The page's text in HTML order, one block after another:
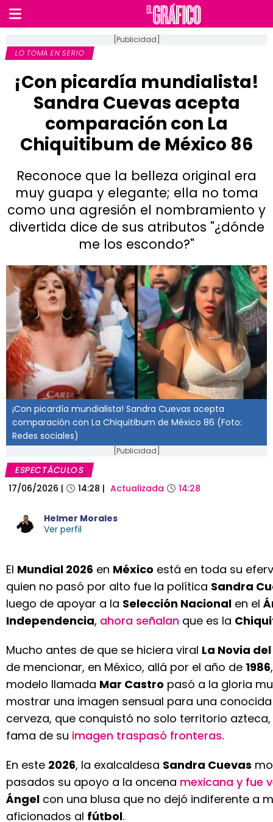
[Publicidad]
LO TOMA EN SERIO
¡Con picardía mundialista!
Sandra Cuevas acepta
comparación con La
Chiquitibum de México 86
Reconoce que la belleza original era
muy guapa y elegante; ella no toma
como una agresión el nombramiento y
divertida dice de sus atributos "¿dónde
me los escondo?"
¡Con picardía mundialista! Sandra Cuevas acepta
comparación con La Chiquitibum de México 86 (Foto:
Redes sociales)
[Publicidad]
ESPECTÁCULOS
17/06/2026 | 14:28 | Actualizada 14:28
Helmer Morales
Ver perfil
El Mundial 2026 en México está en toda su
quien no pasó por alto fue la política Sandra
luego de apoyar a la Selección Nacional en el
Independencia, ahora señalan que es la
Mucho antes de que se hiciera viral La Novia
de mencionar, en México, allá por el año de 1986
modelo llamada Mar Castro pasó a la gloria
mostrar una imagen sensual para una
cerveza, que conquistó no solo territorio
fama de su imagen traspasó fronteras.
En este 2026, la exalcaldesa Sandra Cuevas
pasados su apoyo a la oncena mexicana y fue
Ángel con una blusa que no dejó indiferente a
aficionados al fútbol.